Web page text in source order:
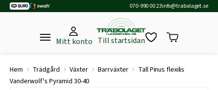
070-990 00 23info@trabolaget.se
Mitt konto Till startsidan
Hem › Trädgård › Växter › Barrväxter › Tall Pinus flexilis
Vanderwolf's Pyramid 30-40